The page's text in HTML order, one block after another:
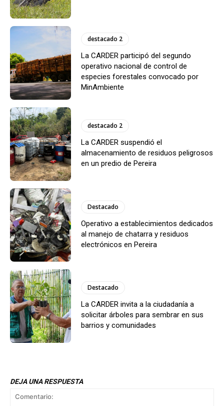
destacado 2
La CARDER participó del segundo
operativo nacional de control de
especies forestales convocado por
MinAmbiente
destacado 2
La CARDER suspendió el
almacenamiento de residuos peligrosos
en un predio de Pereira
Destacado
Operativo a establecimientos dedicados
al manejo de chatarra y residuos
electrónicos en Pereira
Destacado
La CARDER invita a la ciudadanía a
solicitar árboles para sembrar en sus
barrios y comunidades
DEJA UNA RESPUESTA